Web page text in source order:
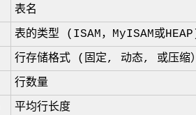
表名
表的类型 (ISAM，MyISAM或
行存储格式 (固定, 动态, 或压缩
行数量
平均行长度